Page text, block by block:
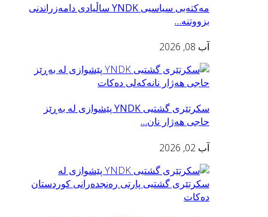
مه‌كته‌بی سیاسیی YNDK ساڵیادی دامەزراندنی
بزووتنه‌…
آب 08, 2026
سكرتێری گشتیی YNDK پێشوازى لە بەڕێز
حاجی هەژار نان…
آب 02, 2026